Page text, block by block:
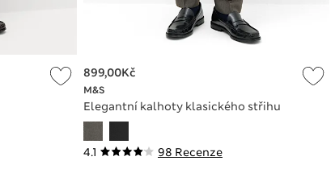
4.1 98 Recenze
M&S
Elegantní kalhoty klasického střihu
899,00Kč